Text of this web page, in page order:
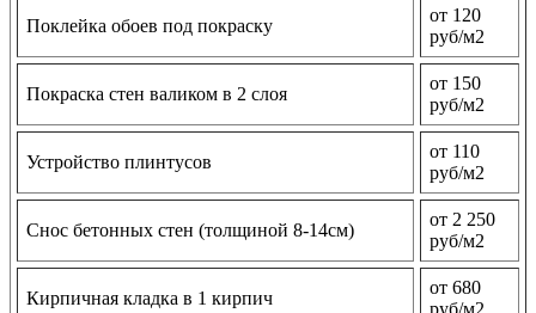
Поклейка обоев под покраску
от 120
руб/м2
Покраска стен валиком в 2 слоя
от 150
руб/м2
Устройство плинтусов
от 110
руб/м2
Снос бетонных стен (толщиной 8-14см)
от 2 250
руб/м2
Кирпичная кладка в 1 кирпич
от 680